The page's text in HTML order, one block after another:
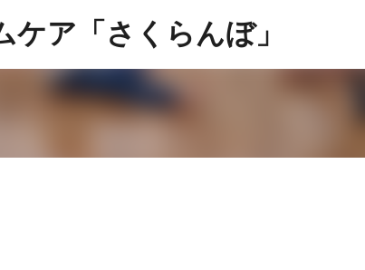
スキップしてメイン コンテンツに移動
ア「さくらんぼ」